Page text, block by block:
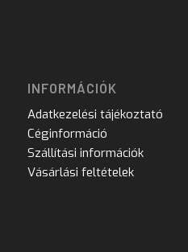
INFORMÁCIÓK
Adatkezelési tájékoztató
Céginformáció
Szállítási információk
Vásárlási feltételek